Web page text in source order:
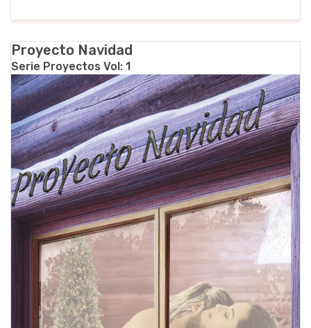
Proyecto Navidad
Serie Proyectos Vol: 1